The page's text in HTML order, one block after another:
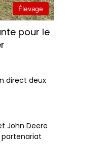
Élevage
pour le
direct deux
John Deere